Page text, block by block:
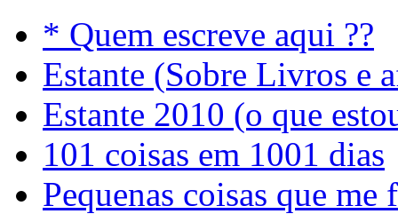
* Quem escreve aqui ??
Estante (Sobre Livros e
Estante 2010 (o que
101 coisas em 1001 dias
Pequenas coisas que me